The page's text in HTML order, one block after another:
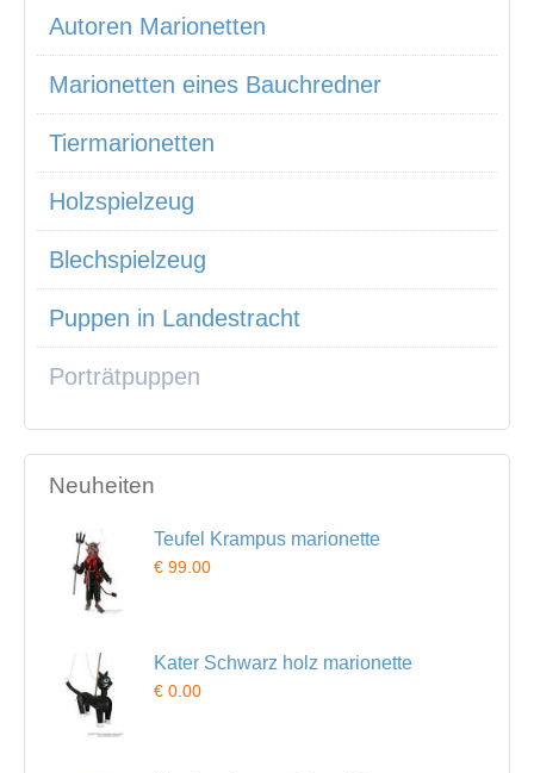
Autoren Marionetten
Marionetten eines Bauchredner
Tiermarionetten
Holzspielzeug
Blechspielzeug
Puppen in Landestracht
Porträtpuppen
Neuheiten
Teufel Krampus marionette
€ 99.00
Kater Schwarz holz marionette
€ 0.00